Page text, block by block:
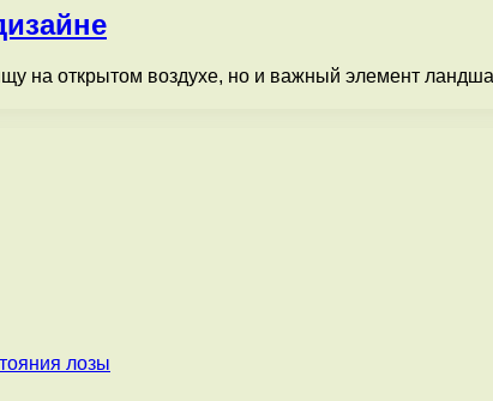
на открытом воздухе, но и важный элемент
лозы